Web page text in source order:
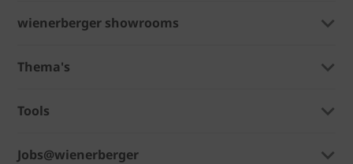
wienerberger showrooms
Thema's
Tools
Jobs@wienerberger